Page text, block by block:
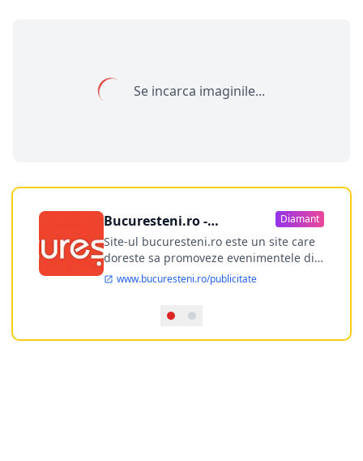
Se incarca imaginile...
Bucuresteni.ro -
publicitate online
Diamant
Site-ul bucuresteni.ro este un site care
doreste sa promoveze evenimentele din
Bucuresti si nu numai, sa puna la
dispozitia utilizatorului cea mai
Bucuresti-ului, si in acelasi timp sa
ofere posibilitatea firmel...
www.bucuresteni.ro/publicitate